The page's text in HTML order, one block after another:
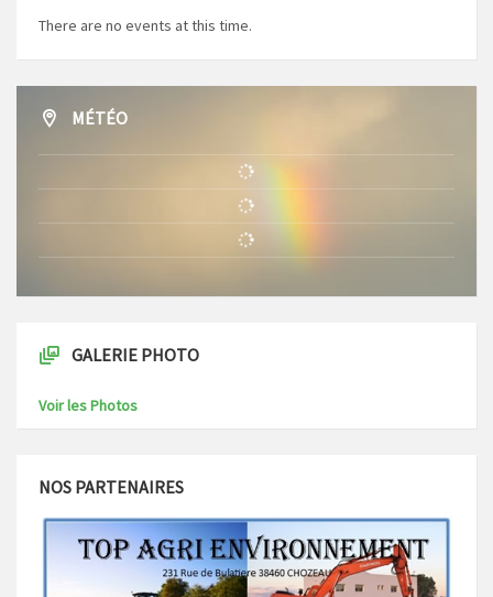
There are no events at this time.
MÉTÉO
GALERIE PHOTO
Voir les Photos
NOS PARTENAIRES